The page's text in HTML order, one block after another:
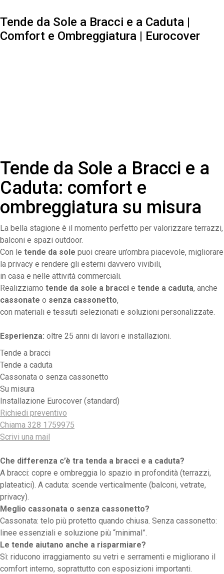
Tende da Sole a Bracci e a Caduta |
Comfort e Ombreggiatura | Eurocover
Tende da Sole a Bracci e a
Caduta: comfort e
ombreggiatura su misura
La bella stagione è il momento perfetto per valorizzare terrazzi,
balconi e spazi outdoor.
Con le tende da sole puoi creare un’ombra piacevole, migliorare
la privacy e rendere gli esterni davvero vivibili,
in casa e nelle attività commerciali.
Realizziamo tende da sole a bracci e tende a caduta, anche
cassonate o senza cassonetto,
con materiali e tessuti selezionati e soluzioni personalizzate.
Esperienza: oltre 25 anni di lavori e installazioni.
Tende a bracci
Tende a caduta
Cassonata o senza cassonetto
Su misura
Installazione Eurocover (standard)
Richiedi preventivo
Chiama 328 1759975
Scrivi una mail
Che differenza c’è tra tenda a bracci e a caduta?
A bracci: copre e ombreggia lo spazio in profondità (terrazzi,
plateatici). A caduta: scende verticalmente (balconi, vetrate,
privacy).
Meglio cassonata o senza cassonetto?
Cassonata: telo più protetto quando chiusa. Senza cassonetto:
linee essenziali e soluzione più “minimal”.
Le tende aiutano anche a risparmiare?
Sì: riducono irraggiamento su vetri e serramenti e migliorano il
comfort interno, soprattutto con esposizioni importanti.